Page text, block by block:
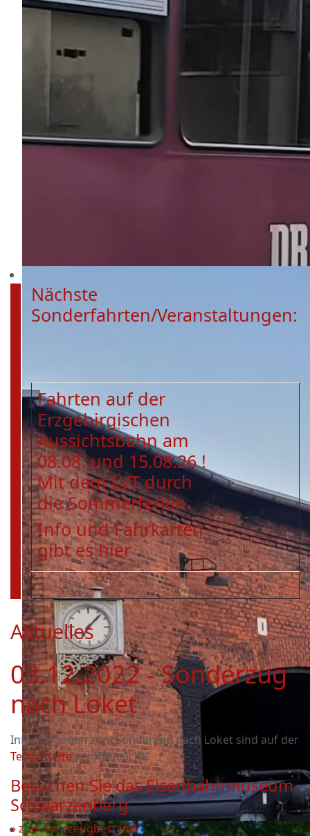
Nächste
Sonderfahrten/Veranstaltungen:
Fahrten auf der
Erzgebirgischen
Aussichtsbahn am
08.08. und 15.08.26 !
Mit dem LVT durch
die Sommerferien.
Info und Fahrkarten
gibt es hier
Aktuelles
03.12.2022 - Sonderzug
nach Loket
Informationen zum Sonderzug nach Loket sind auf der
Terminseiteveröffentlicht!
Besuchen Sie das Eisenbahnmuseum
Schwarzenberg
» zum Fahrzeugbestand